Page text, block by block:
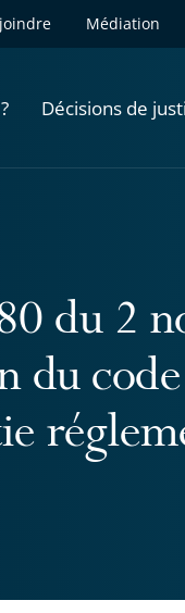
Médiation
Décisions de
du 2
du